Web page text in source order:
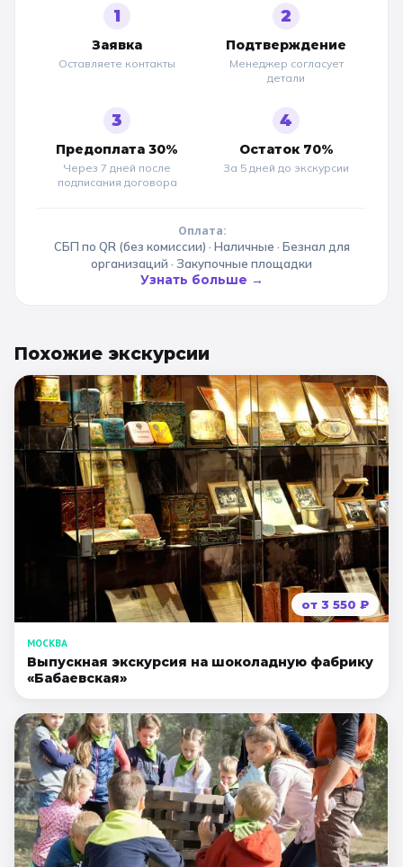
1
Заявка
Оставляете контакты
2
Подтверждение
Менеджер согласует
детали
3
Предоплата 30%
Через 7 дней после
подписания договора
4
Остаток 70%
За 5 дней до экскурсии
Оплата:
СБП по QR (без комиссии) · Наличные · Безнал для
организаций · Закупочные площадки
Узнать больше →
Похожие экскурсии
от 3 550 ₽
МОСКВА
Выпускная экскурсия на шоколадную фабрику
«Бабаевская»